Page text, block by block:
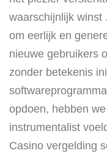
waarschijnlijk winst
om eerlijk en
nieuwe gebruikers
zonder betekenis
opdoen, hebben
instrumentalist
Casino vergelding